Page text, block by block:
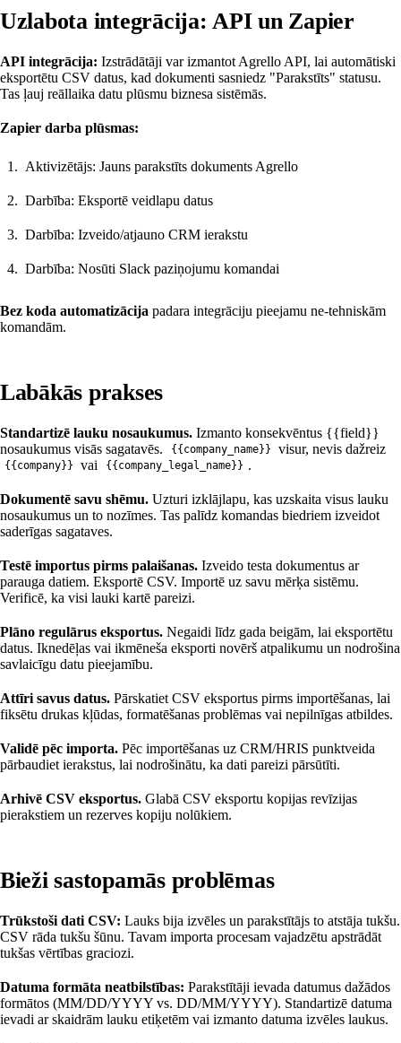
Uzlabota integrācija: API un Zapier
API integrācija: Izstrādātāji var izmantot Agrello API, lai automātiski
eksportētu CSV datus, kad dokumenti sasniedz "Parakstīts" statusu.
Tas ļauj reāllaika datu plūsmu biznesa sistēmās.
Zapier darba plūsmas:
Aktivizētājs: Jauns parakstīts dokuments Agrello
Darbība: Eksportē veidlapu datus
Darbība: Izveido/atjauno CRM ierakstu
Darbība: Nosūti Slack paziņojumu komandai
Bez koda automatizācija padara integrāciju pieejamu ne-tehniskām
komandām.
Labākās prakses
Standartizē lauku nosaukumus. Izmanto konsekvēntus {{field}}
nosaukumus visās sagatavēs.
{{company_name}} visur, nevis dažreiz
{{company}} vai {{company_legal_name}} .
Dokumentē savu shēmu. Uzturi izklājlapu, kas uzskaita visus lauku
nosaukumus un to nozīmes. Tas palīdz komandas biedriem izveidot
saderīgas sagataves.
Testē importus pirms palaišanas. Izveido testa dokumentus ar
parauga datiem. Eksportē CSV. Importē uz savu mērķa sistēmu.
Verificē, ka visi lauki kartē pareizi.
Plāno regulārus eksportus. Negaidi līdz gada beigām, lai eksportētu
datus. Iknedēļas vai ikmēneša eksporti novērš atpalikumu un nodrošina
savlaicīgu datu pieejamību.
Attīri savus datus. Pārskatiet CSV eksportus pirms importēšanas, lai
fiksētu drukas kļūdas, formatēšanas problēmas vai nepilnīgas atbildes.
Validē pēc importa. Pēc importēšanas uz CRM/HRIS punktveida
pārbaudiet ierakstus, lai nodrošinātu, ka dati pareizi pārsūtīti.
Arhivē CSV eksportus. Glabā CSV eksportu kopijas revīzijas
pierakstiem un rezerves kopiju nolūkiem.
Bieži sastopamās problēmas
Trūkstoši dati CSV: Lauks bija izvēles un parakstītājs to atstāja tukšu.
CSV rāda tukšu šūnu. Tavam importa procesam vajadzētu apstrādāt
tukšas vērtības graciozi.
Datuma formāta neatbilstības: Parakstītāji ievada datumus dažādos
formātos (MM/DD/YYYY vs. DD/MM/YYYY). Standartizē datuma
ievadi ar skaidrām lauku etiķetēm vai izmanto datuma izvēles laukus.